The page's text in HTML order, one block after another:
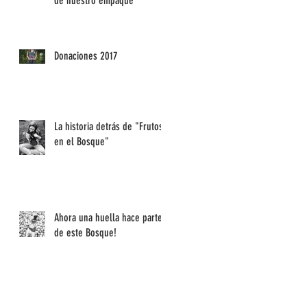
Donaciones 2017
La historia detrás de "Frutos
en el Bosque"
Ahora una huella hace parte
de este Bosque!